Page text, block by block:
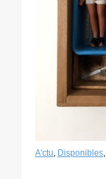
A'ctu, Disponibles,